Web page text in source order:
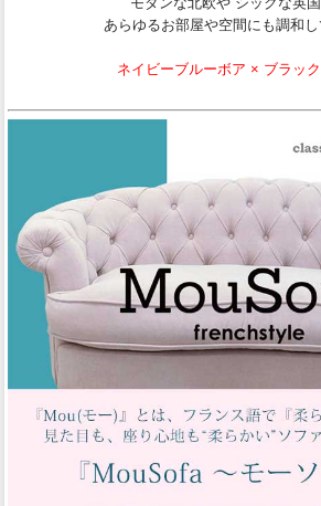
あらゆるお部屋や空間にも調和し
ネイビーブルーボア × ブラッ